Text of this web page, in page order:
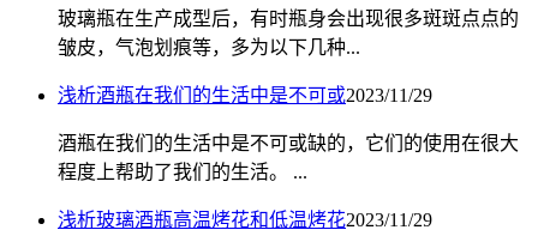
玻璃瓶在生产成型后，有时瓶身会出现很多斑斑点点的
皱皮，气泡划痕等，多为以下几种...
浅析酒瓶在我们的生活中是不可或2023/11/29
酒瓶在我们的生活中是不可或缺的，它们的使用在很大
程度上帮助了我们的生活。 ...
浅析玻璃酒瓶高温烤花和低温烤花2023/11/29